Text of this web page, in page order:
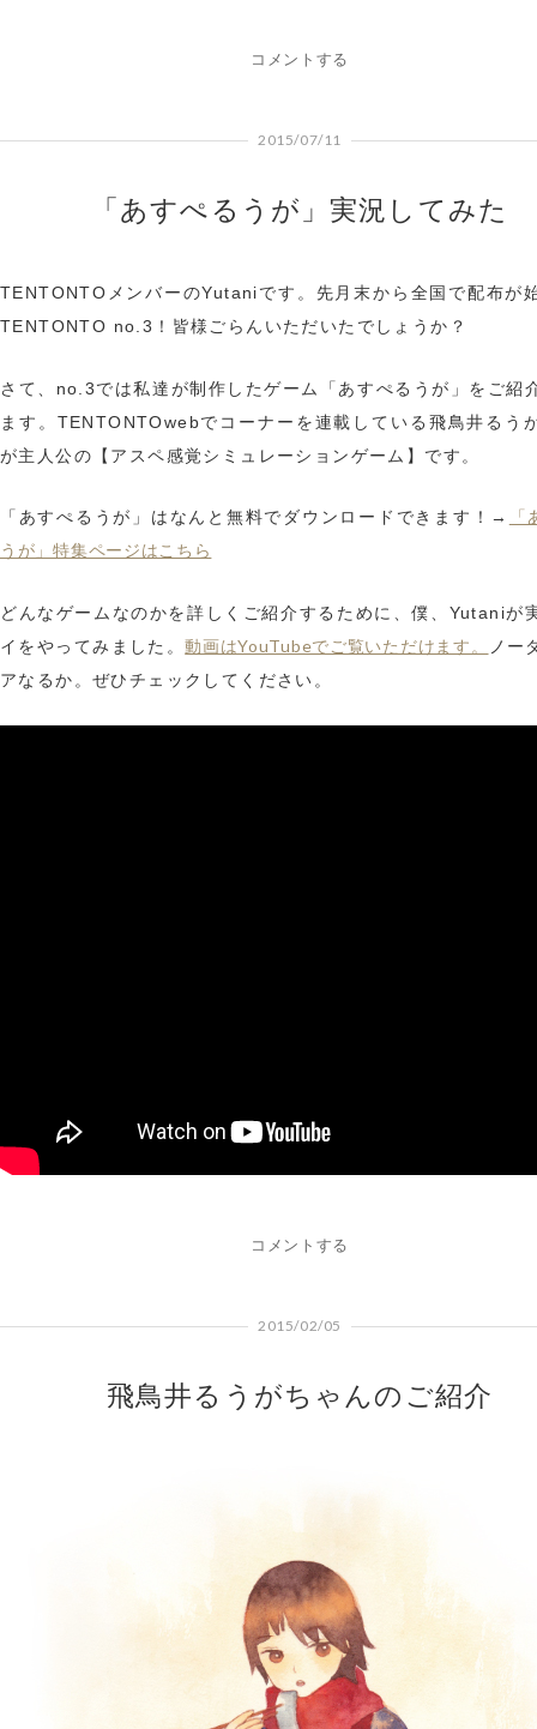
コメントする
2015/07/11
「あすぺるうが」実況してみた
TENTONTOメンバーのYutaniです。先月末から全国で配布が
TENTONTO no.3！皆様ごらんいただいたでしょうか？
さて、no.3では私達が制作したゲーム「あすぺるうが」をご紹
ます。TENTONTOwebでコーナーを連載している飛鳥井るう
が主人公の【アスペ感覚シミュレーションゲーム】です。
「あすぺるうが」はなんと無料でダウンロードできます！→
うが」特集ページはこちら
どんなゲームなのかを詳しくご紹介するために、僕、Yutaniが
イをやってみました。動画はYouTubeでご覧いただけます。
ノー
アなるか。ぜひチェックしてください。
コメントする
2015/02/05
飛鳥井るうがちゃんのご紹介